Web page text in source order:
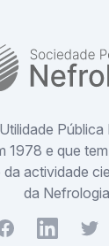
1978 e que
actividade
da
Youtube